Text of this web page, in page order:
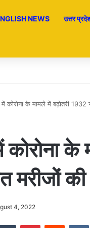
NEWS उत्तर
में कोरोना के मामले में बढ़ोतरी
कोरोना
की
4, 2022